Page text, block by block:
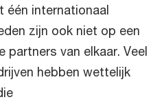
één internationaal
zijn ook niet op een
partners van elkaar. Veel
hebben wettelijk